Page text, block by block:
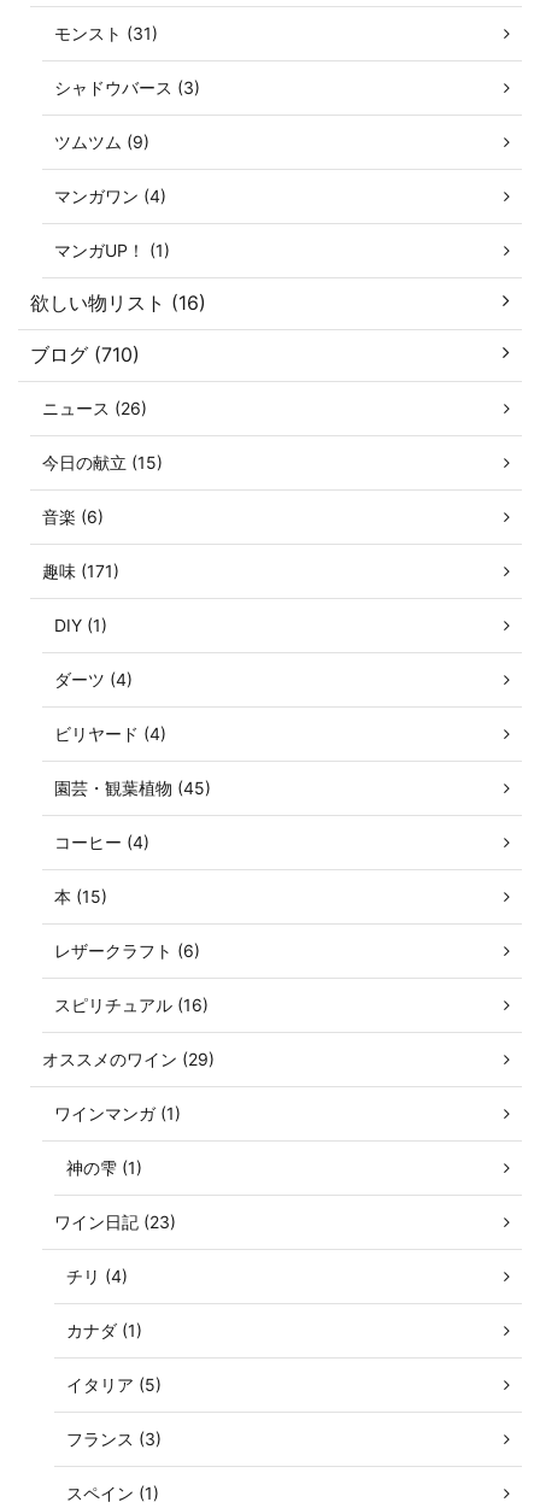
モンスト (31)
シャドウバース (3)
ツムツム (9)
マンガワン (4)
マンガUP！ (1)
欲しい物リスト (16)
ブログ (710)
ニュース (26)
今日の献立 (15)
音楽 (6)
趣味 (171)
DIY (1)
ダーツ (4)
ビリヤード (4)
園芸・観葉植物 (45)
コーヒー (4)
本 (15)
レザークラフト (6)
スピリチュアル (16)
オススメのワイン (29)
ワインマンガ (1)
神の雫 (1)
ワイン日記 (23)
チリ (4)
カナダ (1)
イタリア (5)
フランス (3)
スペイン (1)